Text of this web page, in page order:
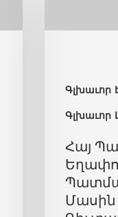
Գլխաւոր
Գլխաւոր
Հայ